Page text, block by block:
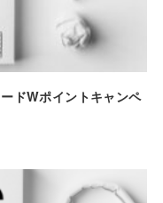
ドWポイントキャンペ